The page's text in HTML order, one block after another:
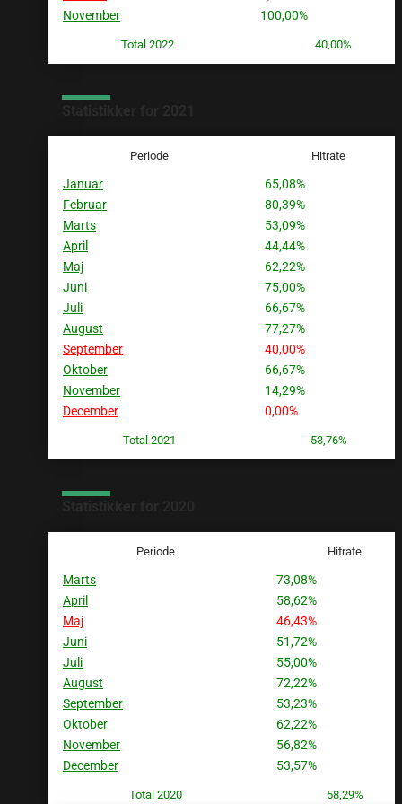
November
100,00%
Total 2022 40,00%
Periode Hitrate
Januar
65,08%
Februar
80,39%
Marts
53,09%
April
44,44%
Maj
62,22%
Juni
75,00%
Juli
66,67%
August
77,27%
September
40,00%
Oktober
66,67%
November
14,29%
December
0,00%
Total 2021 53,76%
Periode Hitrate
Marts
73,08%
April
58,62%
Maj
46,43%
Juni
51,72%
Juli
55,00%
August
72,22%
September
53,23%
Oktober
62,22%
November
56,82%
December
53,57%
Total 2020 58,29%